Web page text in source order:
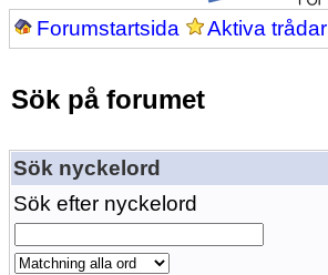
Forumstartsida Aktiva trådar
Sök på forumet
Sök nyckelord
Sök efter nyckelord